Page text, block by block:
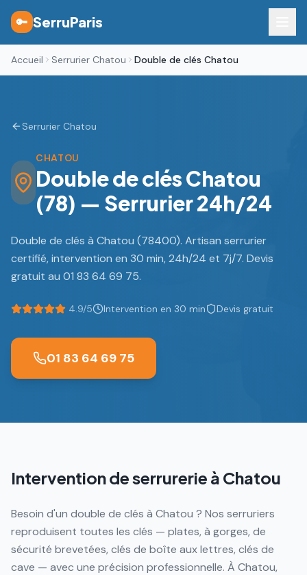
🔑 SerruParis
Accueil Serrurier Chatou Double de clés Chatou
Serrurier Chatou
CHATOU
Double de clés Chatou
(78) — Serrurier 24h/24
Double de clés à Chatou (78400). Artisan serrurier
certifié, intervention en 30 min, 24h/24 et 7j/7. Devis
gratuit au 01 83 64 69 75.
4.9/5 Intervention en 30 min Devis gratuit
01 83 64 69 75
Intervention de serrurerie à Chatou
Besoin d'un double de clés à Chatou ? Nos serruriers
reproduisent toutes les clés — plates, à gorges, de
sécurité brevetées, clés de boîte aux lettres, clés de
cave — avec une précision professionnelle. À Chatou,